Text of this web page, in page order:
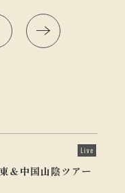
Live
中国山陰ツアー